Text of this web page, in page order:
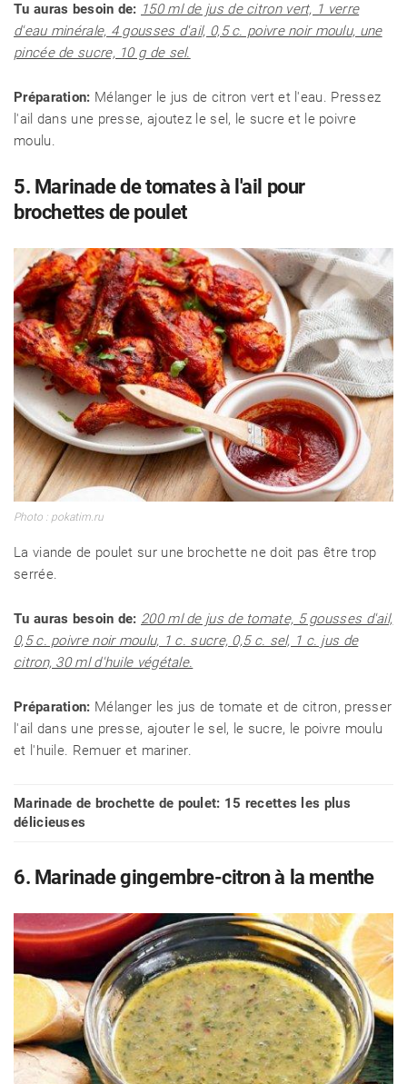
Tu auras besoin de: 150 ml de jus de citron vert, 1 verre
d'eau minérale, 4 gousses d'ail, 0,5 c. poivre noir moulu, une
pincée de sucre, 10 g de sel.
Préparation: Mélanger le jus de citron vert et l'eau. Pressez
l'ail dans une presse, ajoutez le sel, le sucre et le poivre
moulu.
5. Marinade de tomates à l'ail pour
brochettes de poulet
Photo : pokatim.ru
La viande de poulet sur une brochette ne doit pas être trop
serrée.
Tu auras besoin de: 200 ml de jus de tomate, 5 gousses d'ail,
0,5 c. poivre noir moulu, 1 c. sucre, 0,5 c. sel, 1 c. jus de
citron, 30 ml d'huile végétale.
Préparation: Mélanger les jus de tomate et de citron, presser
l'ail dans une presse, ajouter le sel, le sucre, le poivre moulu
et l'huile. Remuer et mariner.
Marinade de brochette de poulet: 15 recettes les plus
délicieuses
6. Marinade gingembre-citron à la menthe